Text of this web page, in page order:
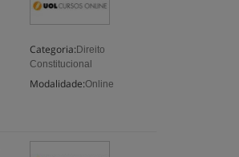
Categoria: Direito
Constitucional
Modalidade:Online